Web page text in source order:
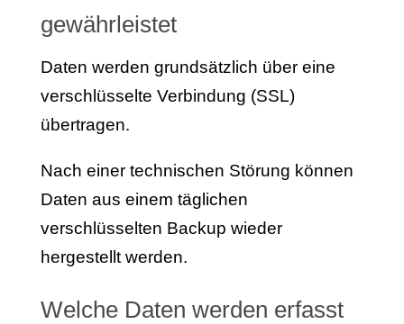
gewährleistet
Daten werden grundsätzlich über eine
verschlüsselte Verbindung (SSL)
übertragen.
Nach einer technischen Störung können
Daten aus einem täglichen
verschlüsselten Backup wieder
hergestellt werden.
Welche Daten werden erfasst